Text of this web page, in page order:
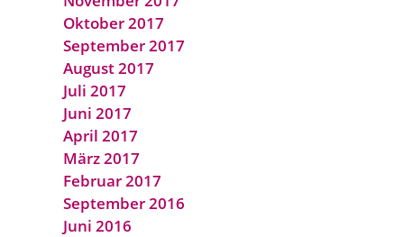
Oktober 2017
September 2017
August 2017
Juli 2017
Juni 2017
April 2017
März 2017
Februar 2017
September 2016
Juni 2016